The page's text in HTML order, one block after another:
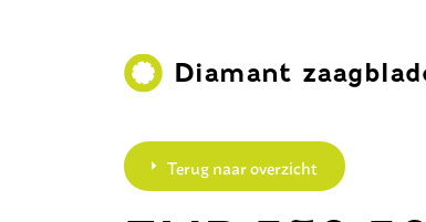
Diamant
Terug naar overzicht